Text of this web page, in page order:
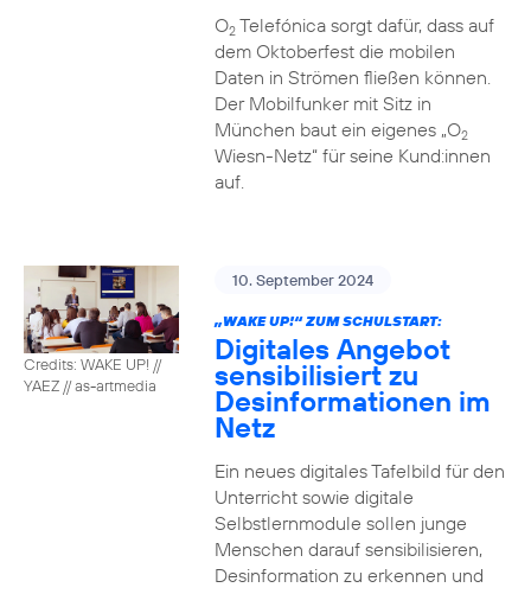
O2Telefónica sorgt dafür, dass auf
dem Oktoberfest die mobilen
Daten in Strömen fließen können.
Der Mobilfunker mit Sitz in
München baut ein eigenes „O2
Wiesn-Netz“ für seine Kund:innen
auf.
Credits: WAKE UP! //
YAEZ // as-artmedia
10. September 2024
„WAKE UP!“ ZUM SCHULSTART:
Digitales Angebot
sensibilisiert zu
Desinformationen im
Netz
Ein neues digitales Tafelbild für den
Unterricht sowie digitale
Selbstlernmodule sollen junge
Menschen darauf sensibilisieren,
Desinformation zu erkennen und